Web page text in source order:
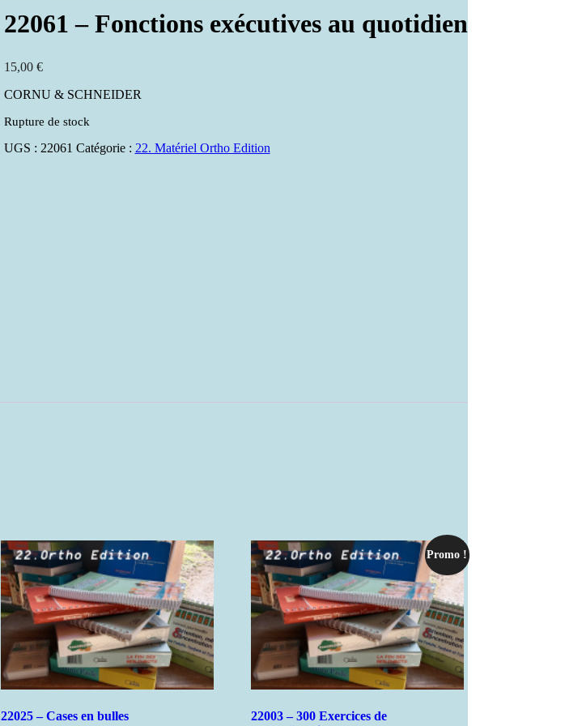
22061 – Fonctions exécutives au quotidien
15,00 €
CORNU & SCHNEIDER
Rupture de stock
UGS : 22061 Catégorie : 22. Matériel Ortho Edition
22025 – Cases en bulles
Promo !
22003 – 300 Exercices de